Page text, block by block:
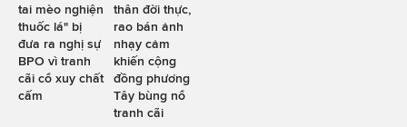
tai mèo nghiện
thuốc lá" bị
đưa ra nghị sự
BPO vì tranh
cãi cổ xuy chất
cấm
thân đời thực,
rao bán ảnh
nhạy cảm
khiến cộng
đồng phương
Tây bùng nổ
tranh cãi